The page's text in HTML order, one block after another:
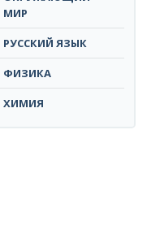
МИР
РУССКИЙ ЯЗЫК
ФИЗИКА
ХИМИЯ